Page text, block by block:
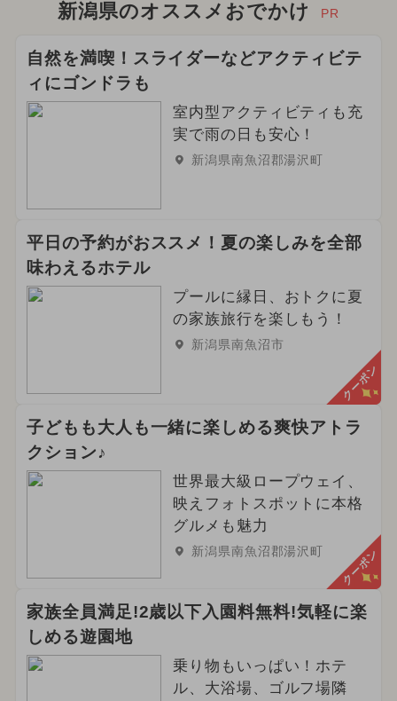
新潟県のオススメおでかけ PR
自然を満喫！スライダーなどアクティビテ
ィにゴンドラも
室内型アクティビティも充
実で雨の日も安心！
新潟県南魚沼郡湯沢町
平日の予約がおススメ！夏の楽しみを全部
味わえるホテル
プールに縁日、おトクに夏
の家族旅行を楽しもう！
新潟県南魚沼市
クーポン
子どもも大人も一緒に楽しめる爽快アトラ
クション♪
世界最大級ロープウェイ、
映えフォトスポットに本格
グルメも魅力
新潟県南魚沼郡湯沢町 クーポン
家族全員満足!2歳以下入園料無料!気軽に楽
しめる遊園地
乗り物もいっぱい！ホテ
ル、大浴場、ゴルフ場隣